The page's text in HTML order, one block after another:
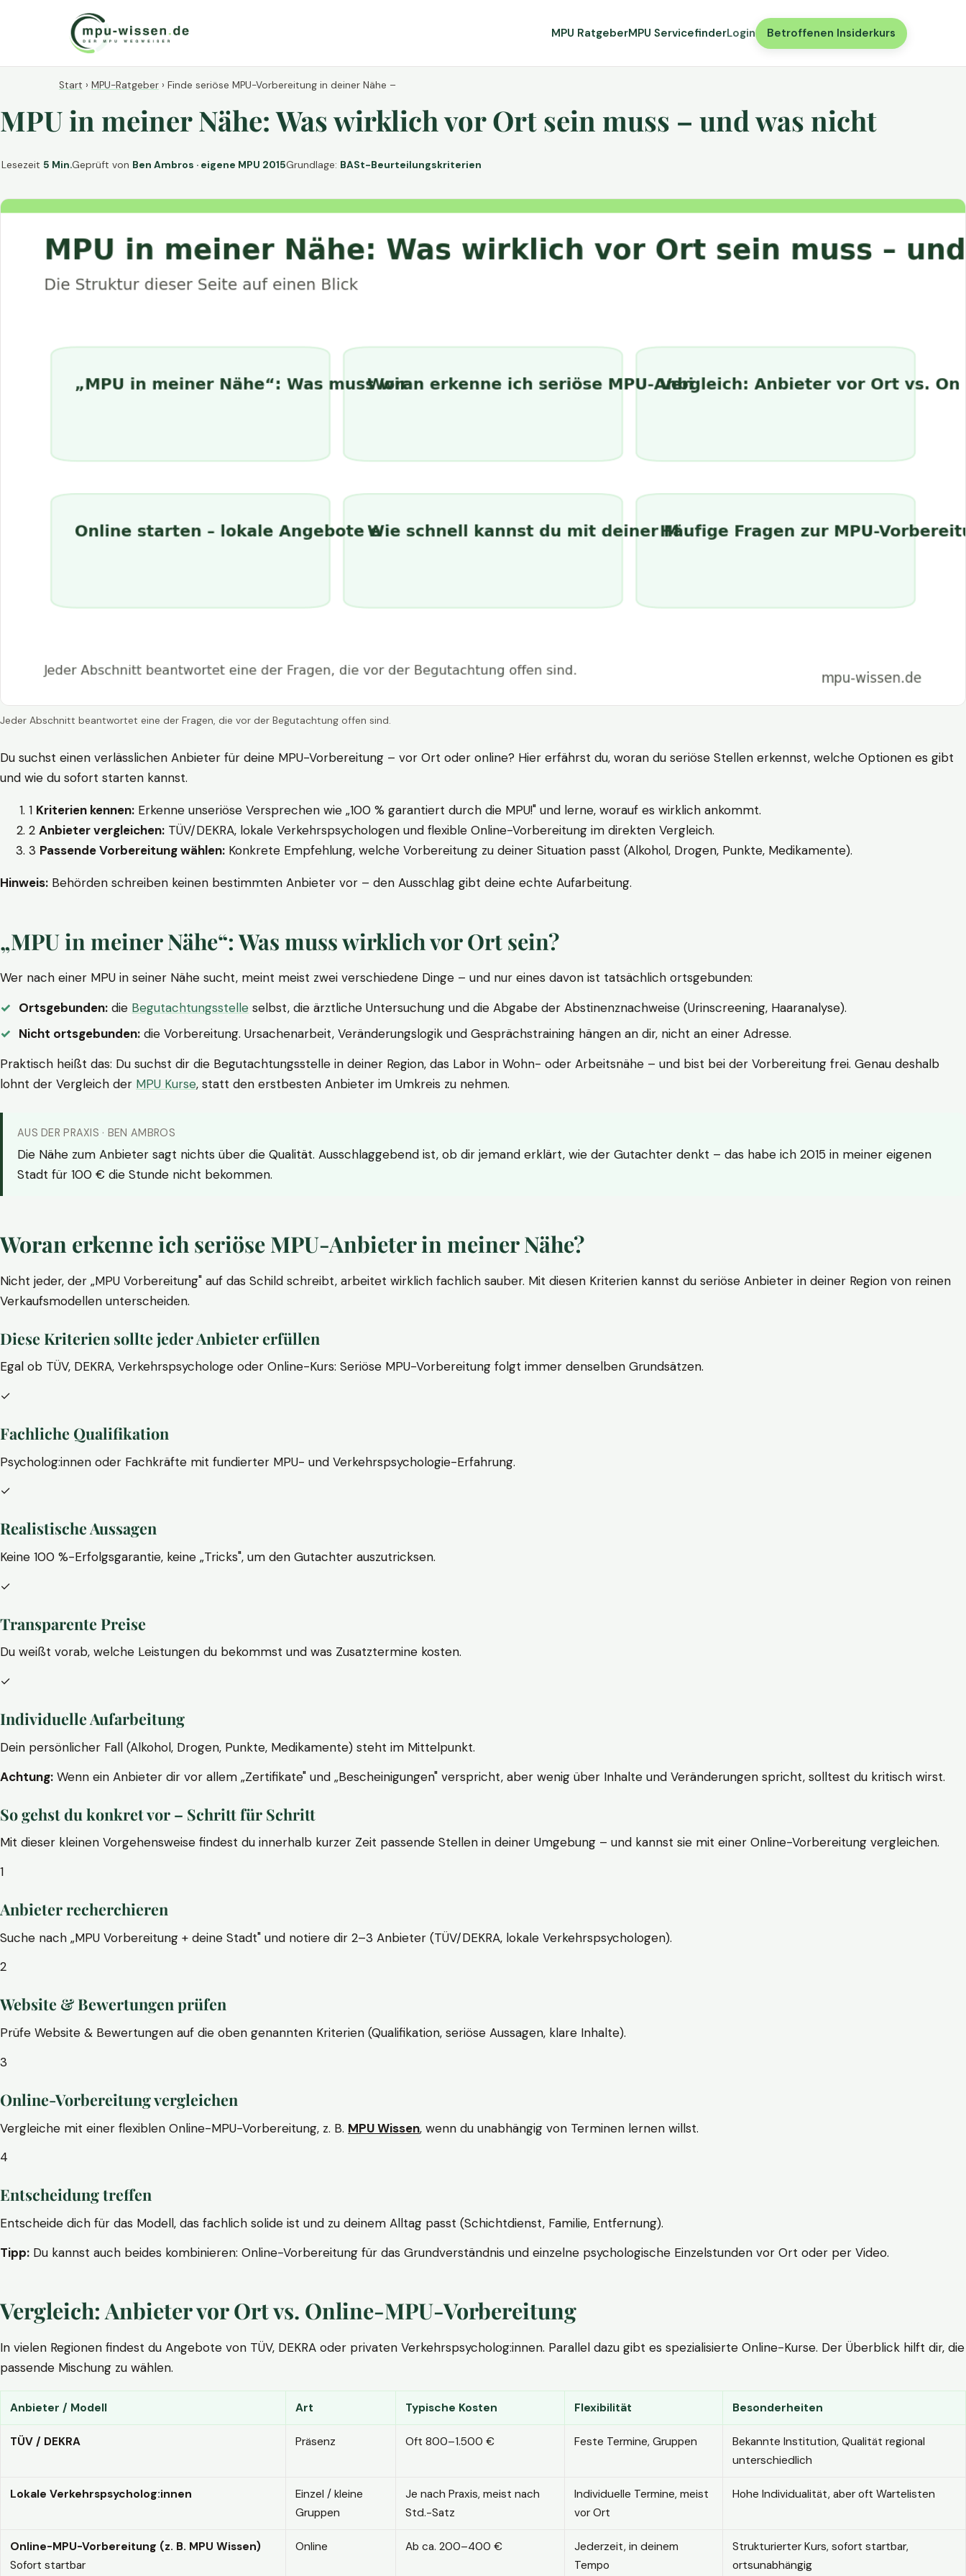
MPU RatgeberMPU ServicefinderLogin Betroffenen Insiderkurs
Start › MPU-Ratgeber › Finde seriöse MPU-Vorbereitung in deiner Nähe –
MPU in meiner Nähe: Was wirklich vor Ort sein muss – und was nicht
Lesezeit 5 Min.Geprüft von Ben Ambros · eigene MPU 2015Grundlage: BASt-Beurteilungskriterien
Jeder Abschnitt beantwortet eine der Fragen, die vor der Begutachtung offen sind.
Du suchst einen verlässlichen Anbieter für deine MPU-Vorbereitung – vor Ort oder online? Hier erfährst du, woran du seriöse Stellen erkennst, welche Optionen es gibt
und wie du sofort starten kannst.
1 Kriterien kennen: Erkenne unseriöse Versprechen wie „100 % garantiert durch die MPU!" und lerne, worauf es wirklich ankommt.
2 Anbieter vergleichen: TÜV/DEKRA, lokale Verkehrspsychologen und flexible Online-Vorbereitung im direkten Vergleich.
3 Passende Vorbereitung wählen: Konkrete Empfehlung, welche Vorbereitung zu deiner Situation passt (Alkohol, Drogen, Punkte, Medikamente).
Hinweis: Behörden schreiben keinen bestimmten Anbieter vor – den Ausschlag gibt deine echte Aufarbeitung.
„MPU in meiner Nähe“: Was muss wirklich vor Ort sein?
Wer nach einer MPU in seiner Nähe sucht, meint meist zwei verschiedene Dinge – und nur eines davon ist tatsächlich ortsgebunden:
Ortsgebunden: die Begutachtungsstelle selbst, die ärztliche Untersuchung und die Abgabe der Abstinenznachweise (Urinscreening, Haaranalyse).
Nicht ortsgebunden: die Vorbereitung. Ursachenarbeit, Veränderungslogik und Gesprächstraining hängen an dir, nicht an einer Adresse.
Praktisch heißt das: Du suchst dir die Begutachtungsstelle in deiner Region, das Labor in Wohn- oder Arbeitsnähe – und bist bei der Vorbereitung frei. Genau deshalb
lohnt der Vergleich der MPU Kurse, statt den erstbesten Anbieter im Umkreis zu nehmen.
AUS DER PRAXIS · BEN AMBROS
Die Nähe zum Anbieter sagt nichts über die Qualität. Ausschlaggebend ist, ob dir jemand erklärt, wie der Gutachter denkt – das habe ich 2015 in meiner eigenen
Stadt für 100 € die Stunde nicht bekommen.
Woran erkenne ich seriöse MPU-Anbieter in meiner Nähe?
Nicht jeder, der „MPU Vorbereitung" auf das Schild schreibt, arbeitet wirklich fachlich sauber. Mit diesen Kriterien kannst du seriöse Anbieter in deiner Region von reinen
Verkaufsmodellen unterscheiden.
Diese Kriterien sollte jeder Anbieter erfüllen
Egal ob TÜV, DEKRA, Verkehrspsychologe oder Online-Kurs: Seriöse MPU-Vorbereitung folgt immer denselben Grundsätzen.
✓
Fachliche Qualifikation
Psycholog:innen oder Fachkräfte mit fundierter MPU- und Verkehrspsychologie-Erfahrung.
✓
Realistische Aussagen
Keine 100 %-Erfolgsgarantie, keine „Tricks", um den Gutachter auszutricksen.
✓
Transparente Preise
Du weißt vorab, welche Leistungen du bekommst und was Zusatztermine kosten.
✓
Individuelle Aufarbeitung
Dein persönlicher Fall (Alkohol, Drogen, Punkte, Medikamente) steht im Mittelpunkt.
Achtung: Wenn ein Anbieter dir vor allem „Zertifikate" und „Bescheinigungen" verspricht, aber wenig über Inhalte und Veränderungen spricht, solltest du kritisch wirst.
So gehst du konkret vor – Schritt für Schritt
Mit dieser kleinen Vorgehensweise findest du innerhalb kurzer Zeit passende Stellen in deiner Umgebung – und kannst sie mit einer Online-Vorbereitung vergleichen.
1
Anbieter recherchieren
Suche nach „MPU Vorbereitung + deine Stadt" und notiere dir 2–3 Anbieter (TÜV/DEKRA, lokale Verkehrspsychologen).
2
Website & Bewertungen prüfen
Prüfe Website & Bewertungen auf die oben genannten Kriterien (Qualifikation, seriöse Aussagen, klare Inhalte).
3
Online-Vorbereitung vergleichen
Vergleiche mit einer flexiblen Online-MPU-Vorbereitung, z. B. MPU Wissen, wenn du unabhängig von Terminen lernen willst.
4
Entscheidung treffen
Entscheide dich für das Modell, das fachlich solide ist und zu deinem Alltag passt (Schichtdienst, Familie, Entfernung).
Tipp: Du kannst auch beides kombinieren: Online-Vorbereitung für das Grundverständnis und einzelne psychologische Einzelstunden vor Ort oder per Video.
Vergleich: Anbieter vor Ort vs. Online-MPU-Vorbereitung
In vielen Regionen findest du Angebote von TÜV, DEKRA oder privaten Verkehrspsycholog:innen. Parallel dazu gibt es spezialisierte Online-Kurse. Der Überblick hilft dir, die
passende Mischung zu wählen.
Anbieter / Modell Art Typische Kosten Flexibilität Besonderheiten
TÜV / DEKRA Präsenz Oft 800–1.500 € Feste Termine, Gruppen
Bekannte Institution, Qualität regional
unterschiedlich
Lokale Verkehrspsycholog:innen
Einzel / kleine
Gruppen
Je nach Praxis, meist nach
Std.-Satz
Individuelle Termine, meist
vor Ort
Hohe Individualität, aber oft Wartelisten
Online-MPU-Vorbereitung (z. B. MPU Wissen)
Sofort startbar
Online Ab ca. 200–400 €
Jederzeit, in deinem
Tempo
Strukturierter Kurs, sofort startbar,
ortsunabhängig